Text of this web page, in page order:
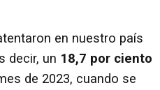
en nuestro país
decir, un 18,7 por ciento
de 2023, cuando se